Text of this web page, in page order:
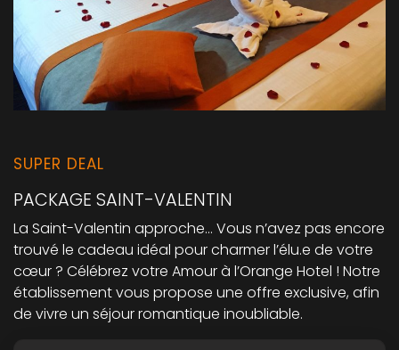
SUPER DEAL
PACKAGE SAINT-VALENTIN
La Saint-Valentin approche… Vous n’avez pas encore
trouvé le cadeau idéal pour charmer l’élu.e de votre
cœur ? Célébrez votre Amour à l’Orange Hotel ! Notre
établissement vous propose une offre exclusive, afin
de vivre un séjour romantique inoubliable.